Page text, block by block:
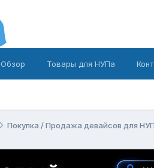
Обзор Товары для НУПа
Покупка / Продажа девайсов для